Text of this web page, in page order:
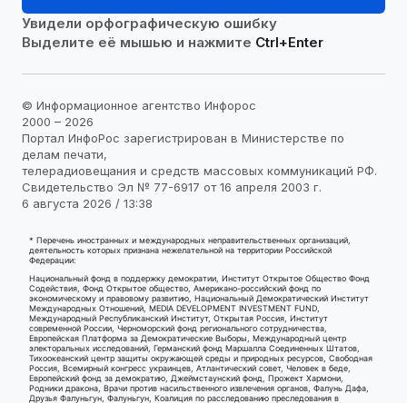
Увидели орфографическую ошибку
Выделите её мышью и нажмите Ctrl+Enter
© Информационное агентство Инфорос
2000 – 2026
Портал ИнфоРос зарегистрирован в Министерстве по
делам печати,
телерадиовещания и средств массовых коммуникаций РФ.
Свидетельство Эл № 77-6917 от 16 апреля 2003 г.
6 августа 2026 / 13:38